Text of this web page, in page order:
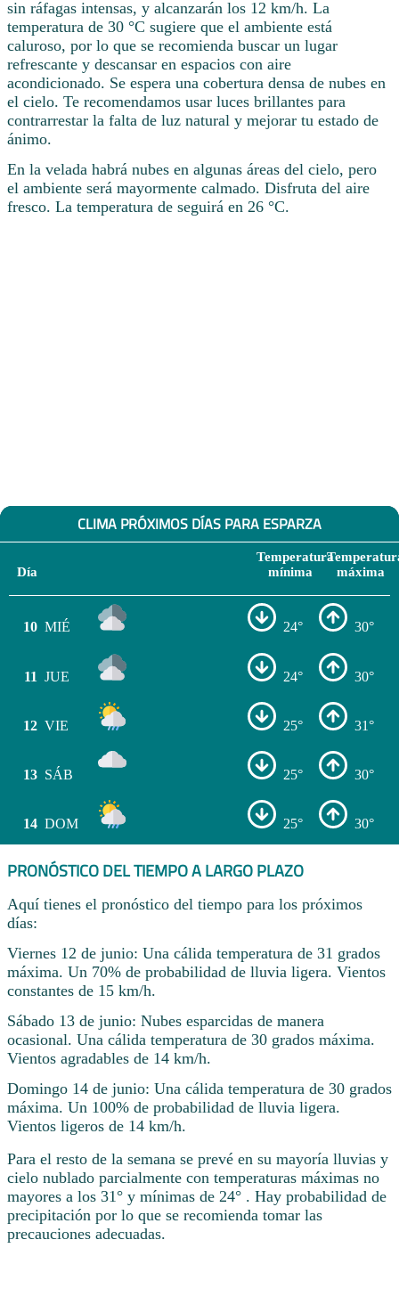
sin ráfagas intensas, y alcanzarán los 12 km/h. La
temperatura de 30 °C sugiere que el ambiente está
caluroso, por lo que se recomienda buscar un lugar
refrescante y descansar en espacios con aire
acondicionado. Se espera una cobertura densa de nubes en
el cielo. Te recomendamos usar luces brillantes para
contrarrestar la falta de luz natural y mejorar tu estado de
ánimo.
En la velada habrá nubes en algunas áreas del cielo, pero
el ambiente será mayormente calmado. Disfruta del aire
fresco. La temperatura de seguirá en 26 °C.
CLIMA PRÓXIMOS DÍAS PARA ESPARZA
Día
Temperatura
mínima
máxima
10 MIÉ 24° 30°
11 JUE 24° 30°
12 VIE 25° 31°
13 SÁB 25° 30°
14 DOM 25° 30°
PRONÓSTICO DEL TIEMPO A LARGO PLAZO
Aquí tienes el pronóstico del tiempo para los próximos
días:
Viernes 12 de junio: Una cálida temperatura de 31 grados
máxima. Un 70% de probabilidad de lluvia ligera. Vientos
constantes de 15 km/h.
Sábado 13 de junio: Nubes esparcidas de manera
ocasional. Una cálida temperatura de 30 grados máxima.
Vientos agradables de 14 km/h.
Domingo 14 de junio: Una cálida temperatura de 30 grados
máxima. Un 100% de probabilidad de lluvia ligera.
Vientos ligeros de 14 km/h.
Para el resto de la semana se prevé en su mayoría lluvias y
cielo nublado parcialmente con temperaturas máximas no
mayores a los 31° y mínimas de 24° . Hay probabilidad de
precipitación por lo que se recomienda tomar las
precauciones adecuadas.